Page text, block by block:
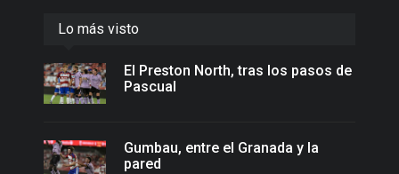
Lo más visto
El Preston North, tras los pasos de
Pascual
Gumbau, entre el Granada y la
pared